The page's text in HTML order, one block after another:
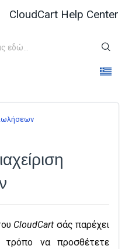
CloudCart Help Center
CloudCart σάς παρέχει
τρόπο να προσθέτετε